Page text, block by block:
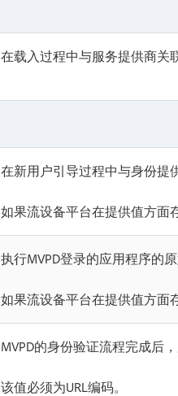
在载入过程中与服务提供商关
在新用户引导过程中与身份提
如果流设备平台在提供值方面
执行MVPD登录的应用程序的原
如果流设备平台在提供值方面
MVPD的身份验证流程完成后
该值必须为URL编码。